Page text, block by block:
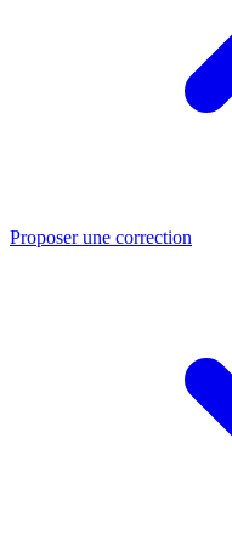
Proposer une correction